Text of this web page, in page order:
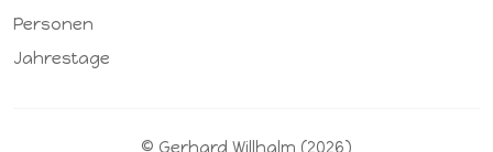
Personen
Jahrestage
© Gerhard Willhalm (2026)